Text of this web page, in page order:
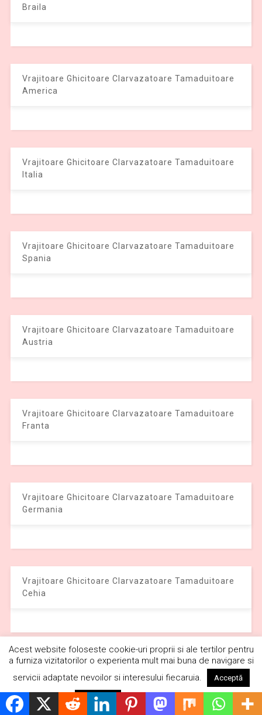
Braila
Vrajitoare Ghicitoare Clarvazatoare Tamaduitoare
America
Vrajitoare Ghicitoare Clarvazatoare Tamaduitoare
Italia
Vrajitoare Ghicitoare Clarvazatoare Tamaduitoare
Spania
Vrajitoare Ghicitoare Clarvazatoare Tamaduitoare
Austria
Vrajitoare Ghicitoare Clarvazatoare Tamaduitoare
Franta
Vrajitoare Ghicitoare Clarvazatoare Tamaduitoare
Germania
Vrajitoare Ghicitoare Clarvazatoare Tamaduitoare
Cehia
Vrajitoare Ghicitoare Clarvazatoare Tamaduitoare
Grecia
Acest website foloseste cookie-uri proprii si ale tertilor pentru
a furniza vizitatorilor o experienta mult mai buna de navigare si
servicii adaptate nevoilor si interesului fiecaruia.
Acceptă
Respinge Citește mai mult